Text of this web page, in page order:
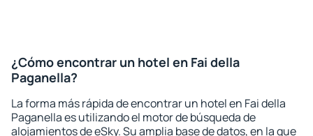
¿Cómo encontrar un hotel en Fai della
Paganella?
La forma más rápida de encontrar un hotel en Fai della
Paganella es utilizando el motor de búsqueda de
alojamientos de eSky. Su amplia base de datos, en la que